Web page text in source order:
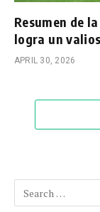
Resumen de
logra un
APRIL 30, 2026